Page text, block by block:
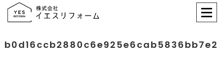
b0d16ccb2880c6e925e6cab5836bb7e2